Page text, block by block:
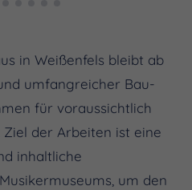
in Weißenfels bleibt ab
umfangreicher Bau-
für voraussichtlich
der Arbeiten ist eine
inhaltliche
um den